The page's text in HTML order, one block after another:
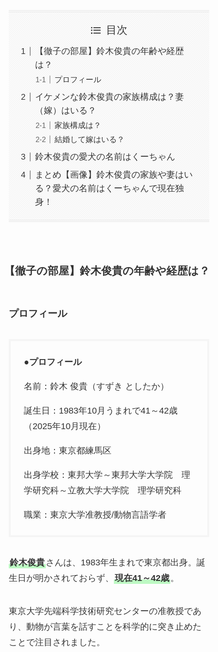
目次
【徹子の部屋】鈴木俊貴の年齢や経歴
は？
プロフィール
イケメンな鈴木俊貴の家族構成は？妻
（嫁）はいる？
家族構成は？
結婚して嫁はいる？
鈴木俊貴の愛犬の名前はくーちゃん
まとめ【画像】鈴木俊貴の家族や妻はい
る？愛犬の名前はくーちゃんで現在独
身！
【徹子の部屋】鈴木俊貴の年齢や経歴は？
プロフィール
●プロフィール
名前：鈴木 俊貴（すずき としたか）
誕生日：1983年10月うまれで41～42歳
（2025年10月現在）
出身地：東京都練馬区
出身学校：東邦大学～東邦大学大学院 理
学研究科～立教大学大学院 理学研究科
職業：東京大学准教授/動物言語学者
鈴木俊貴さんは、1983年生まれで東京都出身。誕
生日が明かされておらず、 現在41～42歳。
東京大学先端科学技術研究センターの准教授であ
り、動物が言葉を話すことを科学的に突き止めた
ことで注目されました。